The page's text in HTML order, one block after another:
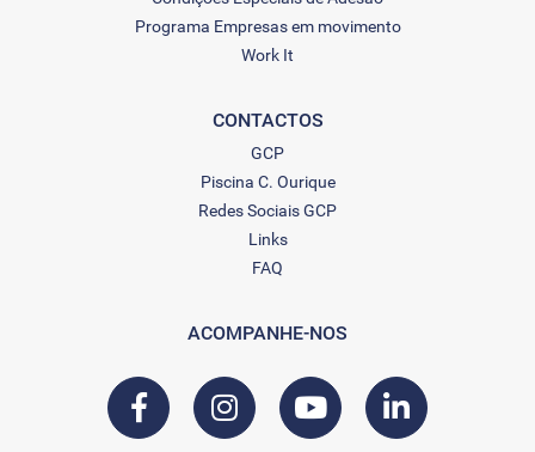
Programa Empresas em movimento
Work It
CONTACTOS
GCP
Piscina C. Ourique
Redes Sociais GCP
Links
FAQ
ACOMPANHE-NOS